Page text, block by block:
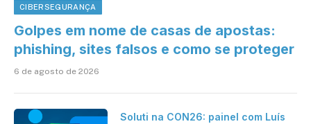
CIBERSEGURANÇA
Golpes em nome de casas de apostas:
phishing, sites falsos e como se proteger
6 de agosto de 2026
Soluti na CON26: painel com Luís